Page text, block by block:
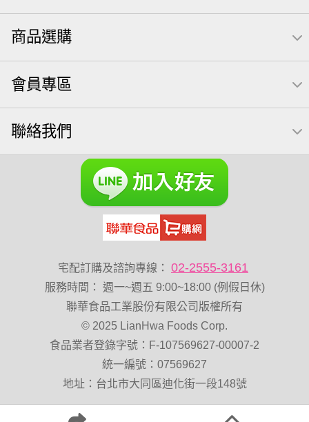
核桃 三角 綜合堅果 萬歲牌; 堅果 荷卡
三角飯糰
【萬歲牌】每日堅果系列 小魚 無調味綜合堅果
無糖 堅果飲
可樂果 帆布袋 桶裝堅果 果乾 芝麻 禮盒
芥末 可樂果
萬歲牌 堅果小包裝活力堅果 滿天星
Diy飯糰 烘焙 蜜汁腰果
萬歲牌小魚 全聯 堅果 元氣什穀堅果飲
脆烤 小包裝 胡桃
萬歲牌 蔓越莓 全聯 海苔
萬歲牌 堅果補給隨行包33公克44 包 60g
卡廸那95℃薯條原味18克*5包 Costco 萬歲牌堅果
脆片 寶寶 海苔 三角飯
穀物棒 味付 玉米 寶咖咖 15g 全聯 海苔細
商品選購
會員專區
聯絡我們
宅配訂購及諮詢專線： 02-2555-3161
服務時間 ：
週一~週五 9:00~18:00 (例假日休)
聯華食品工業股份有限公司版權所有
© 2025 LianHwa Foods Corp.
食品業者登錄字號：F-107569627-00007-2
統一編號：07569627
地址：台北市大同區迪化街一段148號